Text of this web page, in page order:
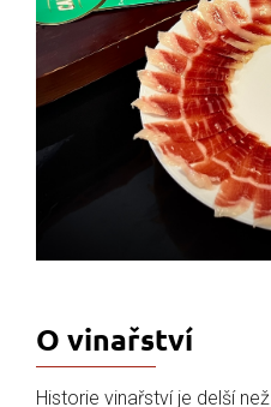
O vinařství
Historie vinařství je delší než